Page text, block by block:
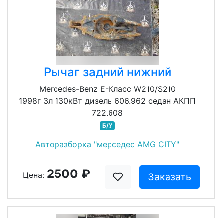
Рычаг задний нижний
Mercedes-Benz E-Класс W210/S210
1998г 3л 130кВт дизель 606.962 седан АКПП
722.608
Б/У
Авторазборка "мерседес AMG CITY"
Цена: 2500 ₽ Заказать